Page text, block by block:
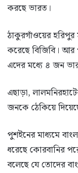
করছে ভারত।
ঠাকুরগাঁওয়ের
করেছে বিজিবি।
এদের মধ্যে ৪ জন
এছাড়া,
জনকে ঠেকিয়ে
পুশইনের মাধ্যমে
ধরেছে কোরবানির
বলেছে যে তোদের